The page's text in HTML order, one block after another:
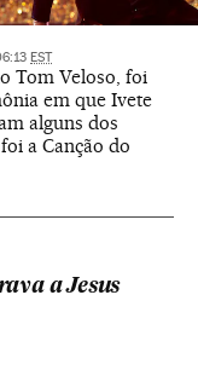
EST
Tom Veloso, foi
em que Ivete
alguns dos
a Canção do
a Jesus